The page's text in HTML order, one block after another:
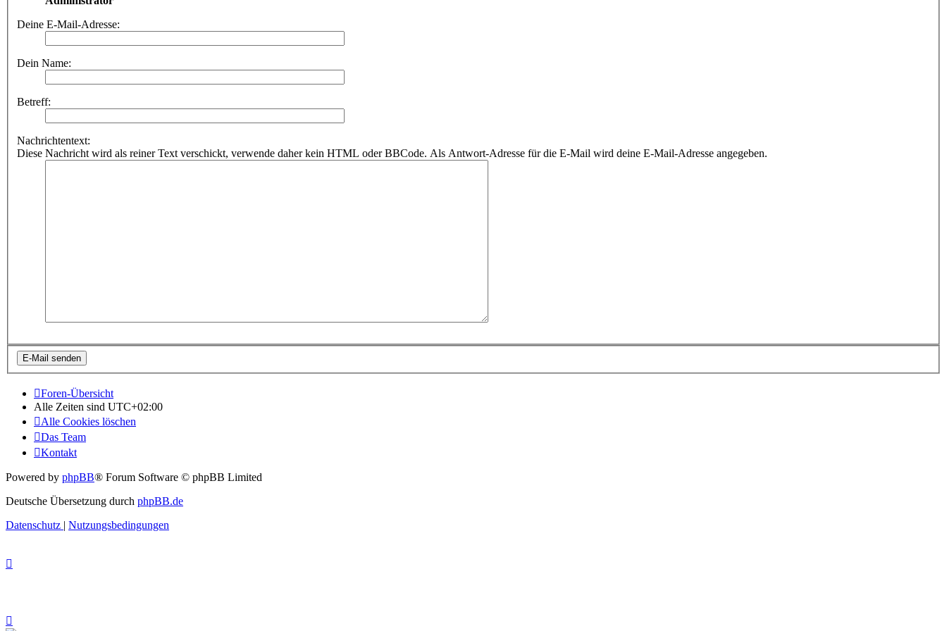
Deine E-Mail-Adresse:
Dein Name:
Betreff:
Nachrichtentext:
Diese Nachricht wird als reiner Text verschickt, verwende daher kein HTML oder BBCode. Als Antwort-Adresse für die E-Mail wird deine E-Mail-Adresse angegeben.
Foren-Übersicht
Alle Zeiten sind UTC+02:00
Alle Cookies löschen
Das Team
Kontakt
Powered by phpBB® Forum Software © phpBB Limited
Deutsche Übersetzung durch phpBB.de
Datenschutz | Nutzungsbedingungen